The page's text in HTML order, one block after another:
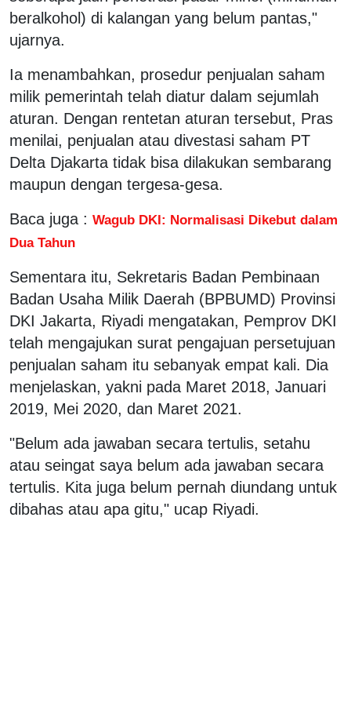
beralkohol) di kalangan yang belum pantas,"
ujarnya.
Ia menambahkan, prosedur penjualan saham
milik pemerintah telah diatur dalam sejumlah
aturan. Dengan rentetan aturan tersebut, Pras
menilai, penjualan atau divestasi saham PT
Delta Djakarta tidak bisa dilakukan sembarang
maupun dengan tergesa-gesa.
Baca juga : Wagub DKI: Normalisasi Dikebut dalam
Dua Tahun
Sementara itu, Sekretaris Badan Pembinaan
Badan Usaha Milik Daerah (BPBUMD) Provinsi
DKI Jakarta, Riyadi mengatakan, Pemprov DKI
telah mengajukan surat pengajuan persetujuan
penjualan saham itu sebanyak empat kali. Dia
menjelaskan, yakni pada Maret 2018, Januari
2019, Mei 2020, dan Maret 2021.
"Belum ada jawaban secara tertulis, setahu
atau seingat saya belum ada jawaban secara
tertulis. Kita juga belum pernah diundang untuk
dibahas atau apa gitu," ucap Riyadi.